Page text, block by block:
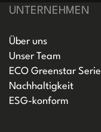
UNTERNEHMEN
Über uns
Unser Team
ECO Greenstar Serie
Nachhaltigkeit
ESG-konform